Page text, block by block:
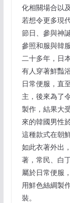
化相關場合以
若想令更多現
節日、參與神
參照和服與韓
二十多年，日
有人穿著鮮豔
日常便服，直
主，後來為了
製作，結果大
來的韓國男性
這種款式在朝
如此衣著外出
著，常民、白
屬於日常便服
用鮮色絲綢製
裝。